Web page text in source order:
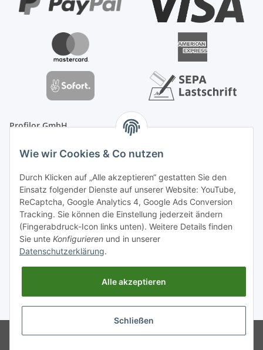
Profilor GmbH
OdF.Platz 2
16775 Löwenberger Land
Telefon: +49 (0) 33094-719-8719
E-Mail: info (ät) treppe99 (Punkt) de
* Alle Preise inkl. gesetzlicher USt., zzgl.Versand
Wie wir Cookies & Co nutzen
Durch Klicken auf „Alle akzeptieren“ gestatten Sie den
Einsatz folgender Dienste auf unserer Website: YouTube,
ReCaptcha, Google Analytics 4, Google Ads Conversion
Tracking. Sie können die Einstellung jederzeit ändern
(Fingerabdruck-Icon links unten). Weitere Details finden
Sie unte Konfigurieren und in unserer
Datenschutzerklärung.
Alle akzeptieren
Schließen